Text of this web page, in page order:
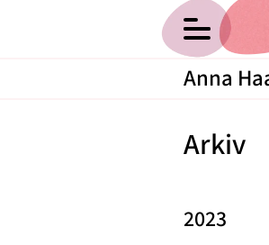
Träning
Psykologi
Anna
Om Anna
Arkiv
2023